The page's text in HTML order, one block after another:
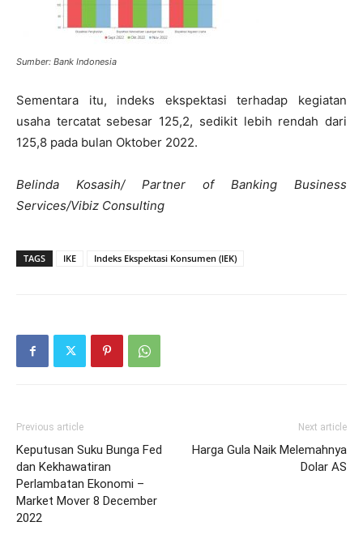
Sumber: Bank Indonesia
Sementara itu, indeks ekspektasi terhadap kegiatan
usaha tercatat sebesar 125,2, sedikit lebih rendah dari
125,8 pada bulan Oktober 2022.
Belinda Kosasih/ Partner of Banking Business
Services/Vibiz Consulting
TAGS IKE Indeks Ekspektasi Konsumen (IEK)
Previous article
Keputusan Suku Bunga Fed
dan Kekhawatiran
Perlambatan Ekonomi –
Market Mover 8 December
2022
Next article
Harga Gula Naik Melemahnya
Dolar AS